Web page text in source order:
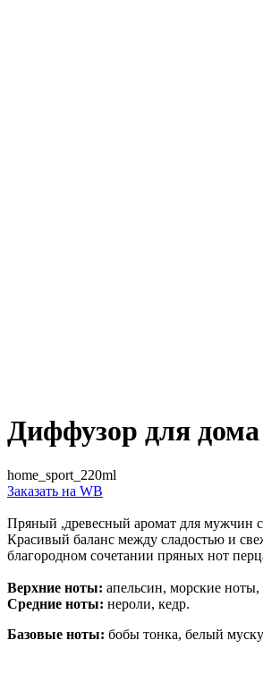
Диффузор для
home_sport_220ml
Заказать на WB
Пряный ,древесный аромат для мужчин
Красивый баланс между сладостью и
благородном сочетании пряных нот
Верхние ноты: апельсин, морские
Средние ноты: нероли, кедр.
Базовые ноты: бобы тонка, белый